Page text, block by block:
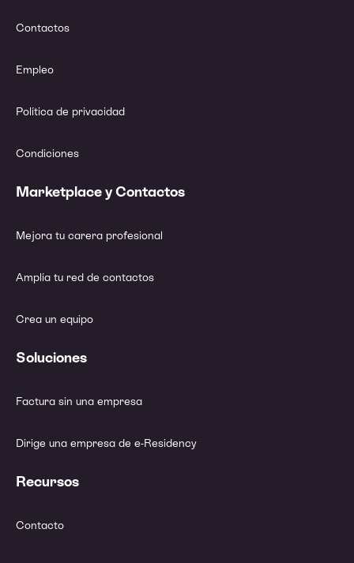
Contactos
Empleo
Política de privacidad
Condiciones
Marketplace y Contactos
Mejora tu carera profesional
Amplía tu red de contactos
Crea un equipo
Soluciones
Factura sin una empresa
Dirige una empresa de e-Residency
Recursos
Contacto